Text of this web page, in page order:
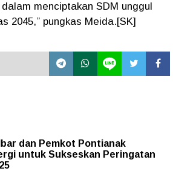
menciptakan SDM unggul
2045,” pungkas Meida.[SK]
dan Pemkot Pontianak
untuk Sukseskan Peringatan